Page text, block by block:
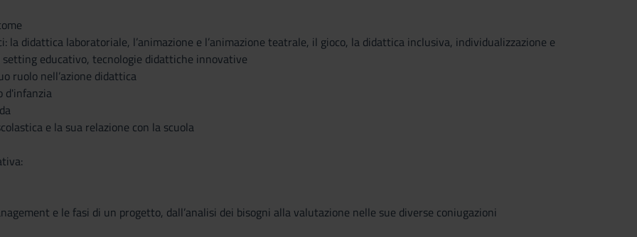
la didattica laboratoriale, l’animazione e l’animazione teatrale, il gioco, la didattica inclusiva, individualizzazione e
setting educativo, tecnologie didattiche innovative
ruolo nell’azione didattica
d'infanzia
e la sua relazione con la scuola
e le fasi di un progetto, dall’analisi dei bisogni alla valutazione nelle sue diverse coniugazioni